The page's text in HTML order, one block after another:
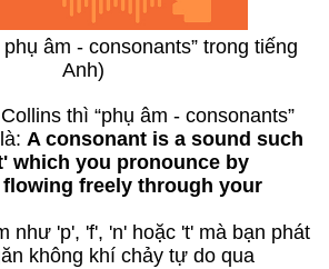
phụ âm - consonants” trong tiếng
Anh)
thì “phụ âm - consonants”
A consonant is a sound such
which you pronounce by
freely through your
như 'p', 'f', 'n' hoặc 't' mà bạn phát
không khí chảy tự do qua